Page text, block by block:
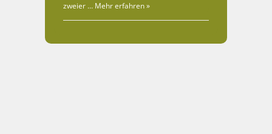
zweier … Mehr erfahren »